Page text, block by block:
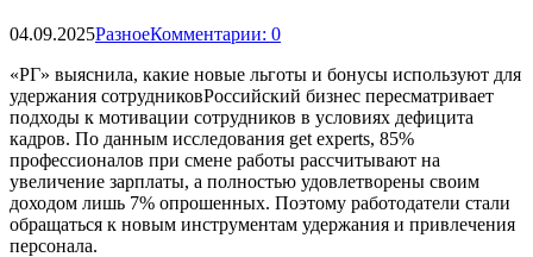
04.09.2025РазноеКомментарии: 0
«РГ» выяснила, какие новые льготы и бонусы используют для
удержания сотрудниковРоссийский бизнес пересматривает
подходы к мотивации сотрудников в условиях дефицита
кадров. По данным исследования get experts, 85%
профессионалов при смене работы рассчитывают на
увеличение зарплаты, а полностью удовлетворены своим
доходом лишь 7% опрошенных. Поэтому работодатели стали
обращаться к новым инструментам удержания и привлечения
персонала.